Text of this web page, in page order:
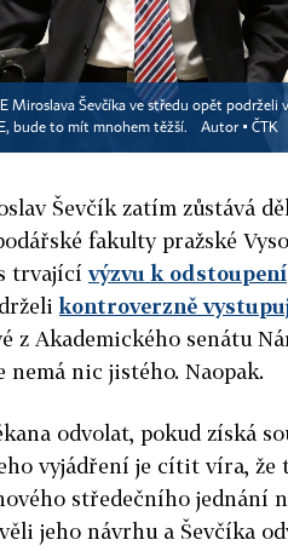
Miroslava Ševčíka ve středu opět podrželi
bude to mít mnohem těžší.
Autor ▪ ČTK
Ševčík zatím zůstává
fakulty pražské
trvajícívýzvu k odstoupení
kontroverzně
z Akademického senátu
nemá nic jistého. Naopak.
odvolat, pokud získá
vyjádření je cítit víra, že
středečního jednání
jeho návrhu a Ševčíka